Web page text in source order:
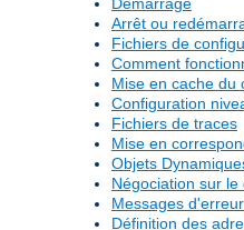
Arrêt ou
Fichiers de
Comment
Mise en cache du
Configuration
Fichiers de traces
Mise en
Objets
Négociation sur le
Messages
Définition des